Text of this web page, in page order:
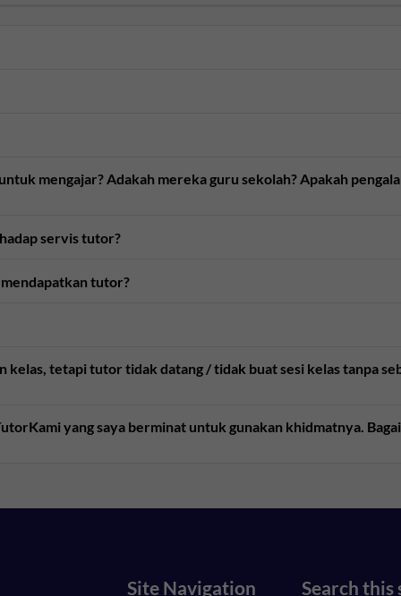
mengajar? Adakah mereka guru sekolah? Apakah
servis tutor?
tutor?
kelas, tetapi tutor tidak datang / tidak buat sesi kelas tanpa
yang saya berminat untuk gunakan khidmatnya.
Site Navigation Search this